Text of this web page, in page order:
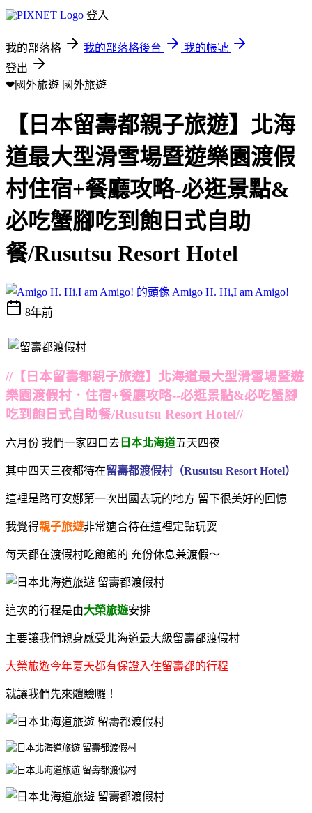
登入
我的部落格 我的部落格後台
我的帳號
登出
❤國外旅遊 國外旅遊
【日本留壽都親子旅遊】北海
道最大型滑雪場暨遊樂園渡假
村住宿+餐廳攻略-必逛景點&
必吃蟹腳吃到飽日式自助
餐/Rusutsu Resort Hotel
Amigo H. Hi,I am Amigo!
8年前
//【日本留壽都親子旅遊】北海道最大型滑雪場暨遊
樂園渡假村．住宿+餐廳攻略--必逛景點&必吃蟹腳
吃到飽日式自助餐/Rusutsu Resort Hotel//
六月份 我們一家四口去 日本北海道五天四夜
其中四天三夜都待在留壽都渡假村（Rusutsu Resort Hotel）
這裡是路可安娜第一次出國去玩的地方 留下很美好的回憶
我覺得親子旅遊非常適合待在這裡定點玩耍
每天都在渡假村吃飽飽的 充份休息兼渡假～
這次的行程是由大榮旅遊安排
主要讓我們親身感受北海道最大級留壽都渡假村
大榮旅遊今年夏天都有保證入住留壽都的行程
就讓我們先來體驗囉！